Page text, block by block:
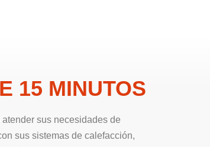
15 MINUTOS
sus necesidades de
sus sistemas de calefacción,